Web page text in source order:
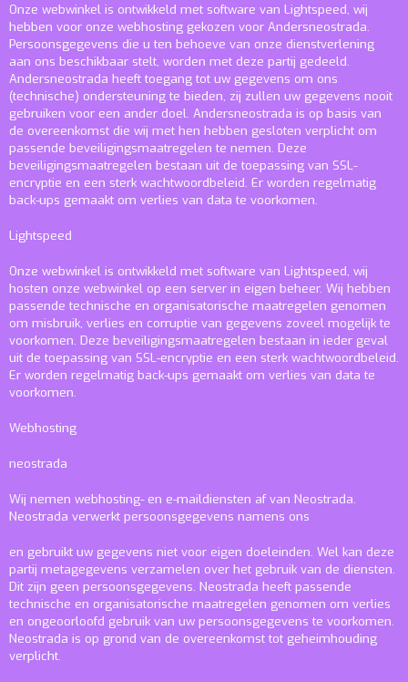
Onze webwinkel is ontwikkeld met software van Lightspeed, wij
hebben voor onze webhosting gekozen voor Andersneostrada.
Persoonsgegevens die u ten behoeve van onze dienstverlening
aan ons beschikbaar stelt, worden met deze partij gedeeld.
Andersneostrada heeft toegang tot uw gegevens om ons
(technische) ondersteuning te bieden, zij zullen uw gegevens nooit
gebruiken voor een ander doel. Andersneostrada is op basis van
de overeenkomst die wij met hen hebben gesloten verplicht om
passende beveiligingsmaatregelen te nemen. Deze
beveiligingsmaatregelen bestaan uit de toepassing van SSL-
encryptie en een sterk wachtwoordbeleid. Er worden regelmatig
back-ups gemaakt om verlies van data te voorkomen.
Lightspeed
Onze webwinkel is ontwikkeld met software van Lightspeed, wij
hosten onze webwinkel op een server in eigen beheer. Wij hebben
passende technische en organisatorische maatregelen genomen
om misbruik, verlies en corruptie van gegevens zoveel mogelijk te
voorkomen. Deze beveiligingsmaatregelen bestaan in ieder geval
uit de toepassing van SSL-encryptie en een sterk wachtwoordbeleid.
Er worden regelmatig back-ups gemaakt om verlies van data te
voorkomen.
Webhosting
neostrada
Wij nemen webhosting- en e-maildiensten af van Neostrada.
Neostrada verwerkt persoonsgegevens namens ons
en gebruikt uw gegevens niet voor eigen doeleinden. Wel kan deze
partij metagegevens verzamelen over het gebruik van de diensten.
Dit zijn geen persoonsgegevens. Neostrada heeft passende
technische en organisatorische maatregelen genomen om verlies
en ongeoorloofd gebruik van uw persoonsgegevens te voorkomen.
Neostrada is op grond van de overeenkomst tot geheimhouding
verplicht.